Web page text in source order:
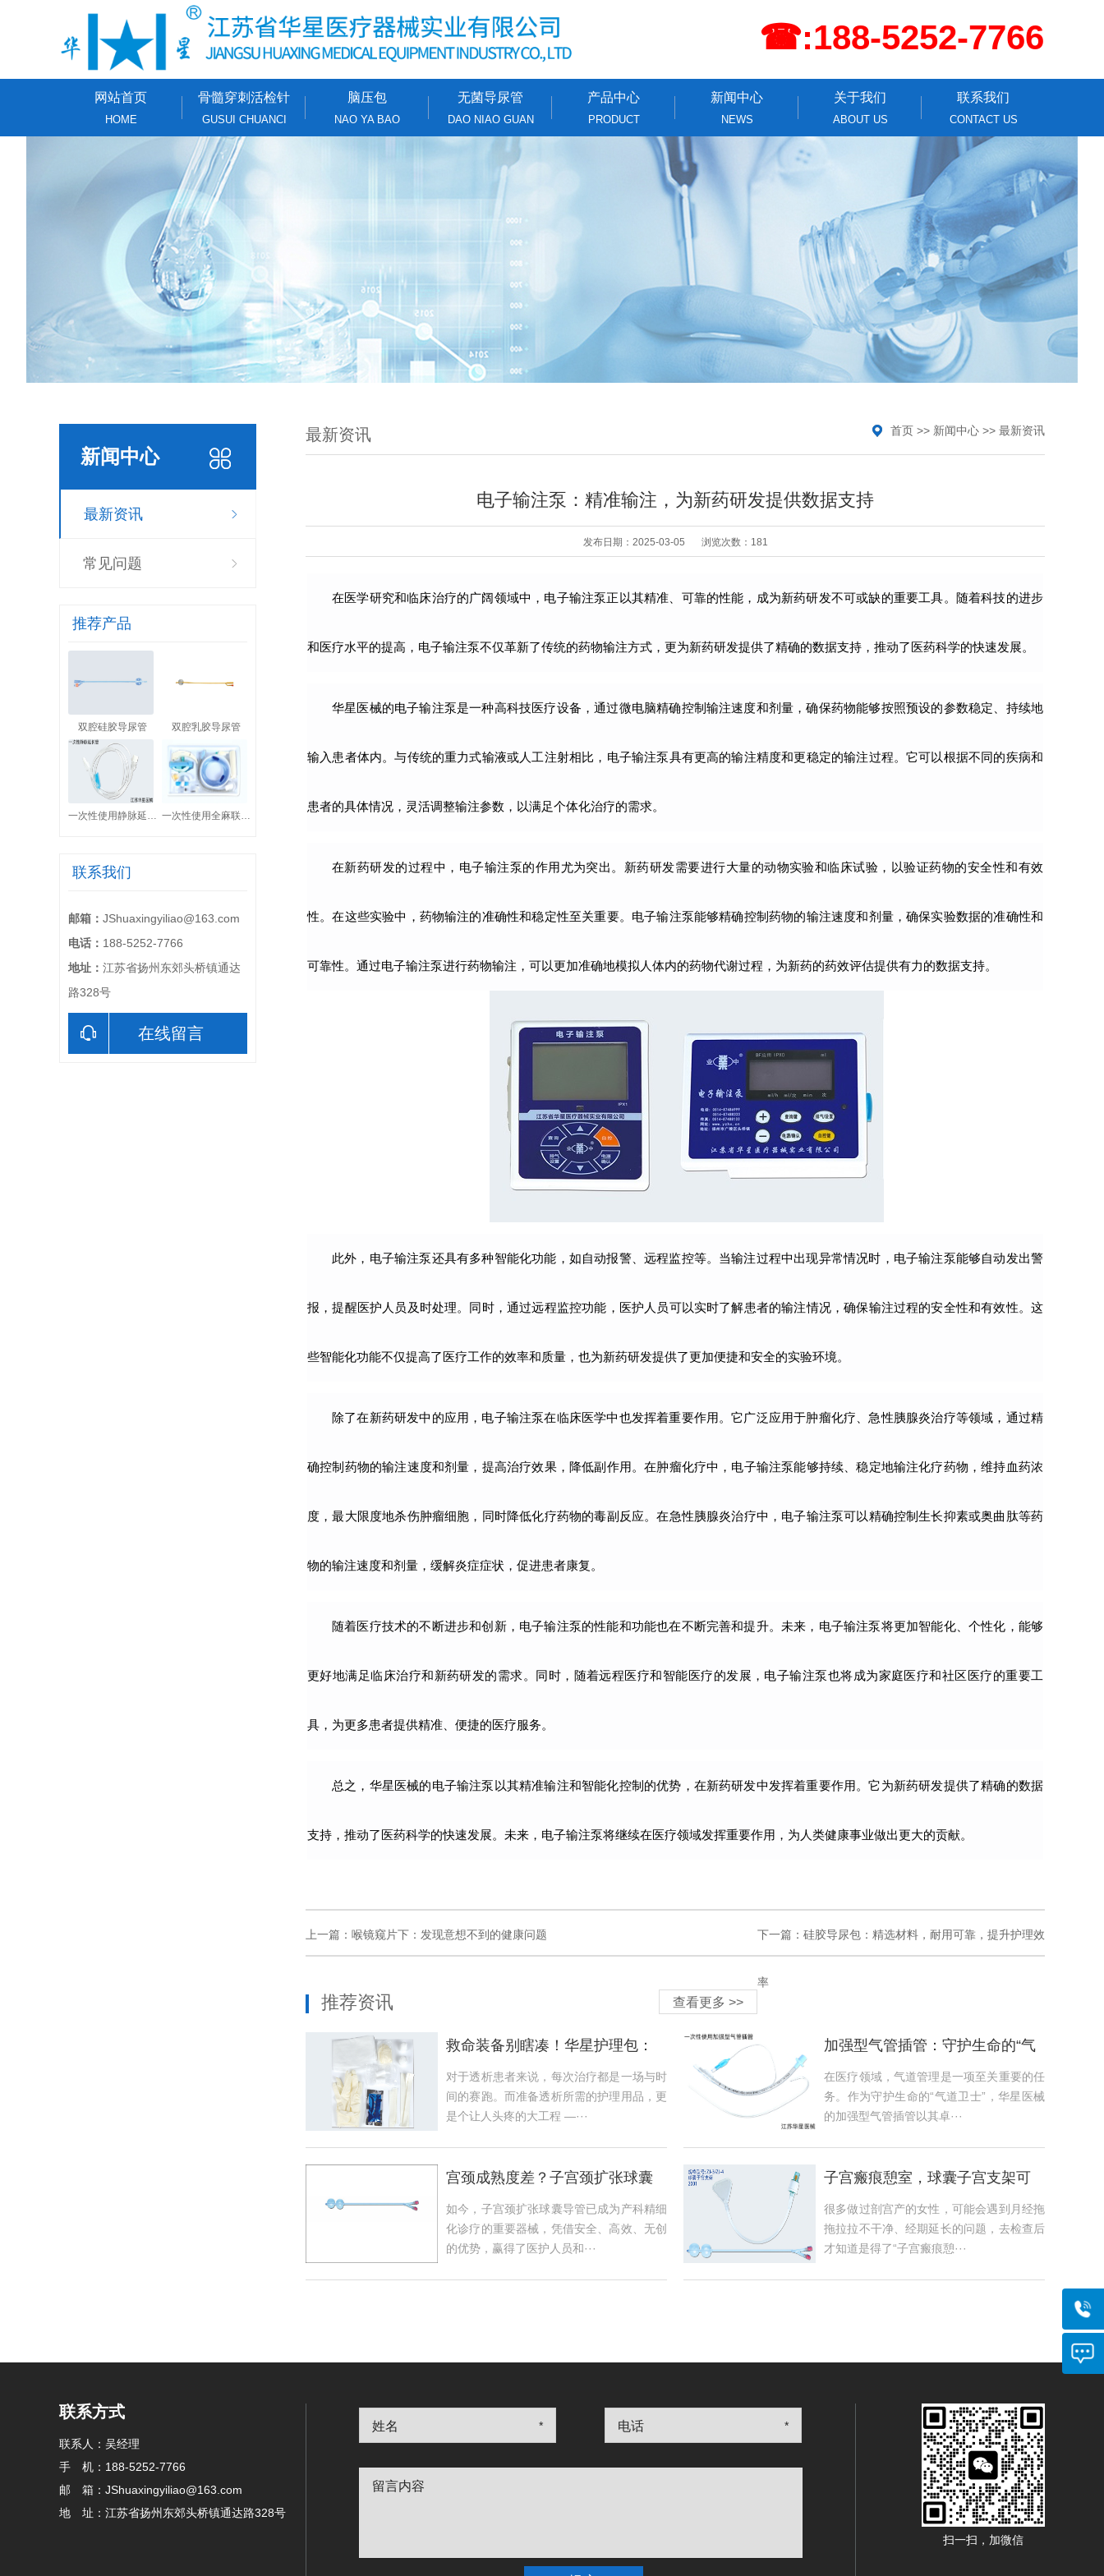
☎:188-5252-7766
网站首页
HOME
骨髓穿刺活检针
GUSUI CHUANCI
脑压包
NAO YA BAO
无菌导尿管
DAO NIAO GUAN
产品中心
PRODUCT
新闻中心
NEWS
关于我们
ABOUT US
联系我们
CONTACT US
新闻中心
最新资讯
常见问题
推荐产品
双腔硅胶导尿管 双腔乳胶导尿管
一次性使用静脉延长管 一次性使用全麻联合套件
联系我们
邮箱： JShuaxingyiliao@163.com
电话： 188-5252-7766
地址： 江苏省扬州东郊头桥镇通达
路328号
在线留言
首页 >> 新闻中心 >> 最新资讯
最新资讯
电子输注泵：精准输注，为新药研发提供数据支持
发布日期：2025-03-05 浏览次数：181
在医学研究和临床治疗的广阔领域中，电子输注泵正以其精准、可靠的性能，成为新药研发不可或缺的重要工具。随着科技的进步
和医疗水平的提高，电子输注泵不仅革新了传统的药物输注方式，更为新药研发提供了精确的数据支持，推动了医药科学的快速发展。
华星医械的电子输注泵是一种高科技医疗设备，通过微电脑精确控制输注速度和剂量，确保药物能够按照预设的参数稳定、持续地
输入患者体内。与传统的重力式输液或人工注射相比，电子输注泵具有更高的输注精度和更稳定的输注过程。它可以根据不同的疾病和
患者的具体情况，灵活调整输注参数，以满足个体化治疗的需求。
在新药研发的过程中，电子输注泵的作用尤为突出。新药研发需要进行大量的动物实验和临床试验，以验证药物的安全性和有效
性。在这些实验中，药物输注的准确性和稳定性至关重要。电子输注泵能够精确控制药物的输注速度和剂量，确保实验数据的准确性和
可靠性。通过电子输注泵进行药物输注，可以更加准确地模拟人体内的药物代谢过程，为新药的药效评估提供有力的数据支持。
此外，电子输注泵还具有多种智能化功能，如自动报警、远程监控等。当输注过程中出现异常情况时，电子输注泵能够自动发出警
报，提醒医护人员及时处理。同时，通过远程监控功能，医护人员可以实时了解患者的输注情况，确保输注过程的安全性和有效性。这
些智能化功能不仅提高了医疗工作的效率和质量，也为新药研发提供了更加便捷和安全的实验环境。
除了在新药研发中的应用，电子输注泵在临床医学中也发挥着重要作用。它广泛应用于肿瘤化疗、急性胰腺炎治疗等领域，通过精
确控制药物的输注速度和剂量，提高治疗效果，降低副作用。在肿瘤化疗中，电子输注泵能够持续、稳定地输注化疗药物，维持血药浓
度，最大限度地杀伤肿瘤细胞，同时降低化疗药物的毒副反应。在急性胰腺炎治疗中，电子输注泵可以精确控制生长抑素或奥曲肽等药
物的输注速度和剂量，缓解炎症症状，促进患者康复。
随着医疗技术的不断进步和创新，电子输注泵的性能和功能也在不断完善和提升。未来，电子输注泵将更加智能化、个性化，能够
更好地满足临床治疗和新药研发的需求。同时，随着远程医疗和智能医疗的发展，电子输注泵也将成为家庭医疗和社区医疗的重要工
具，为更多患者提供精准、便捷的医疗服务。
总之，华星医械的电子输注泵以其精准输注和智能化控制的优势，在新药研发中发挥着重要作用。它为新药研发提供了精确的数据
支持，推动了医药科学的快速发展。未来，电子输注泵将继续在医疗领域发挥重要作用，为人类健康事业做出更大的贡献。
上一篇： 喉镜窥片下：发现意想不到的健康问题 下一篇： 硅胶导尿包：精选材料，耐用可靠，提升护理效
率
查看更多 >>
推荐资讯
救命装备别瞎凑！华星护理包：
把专业塞进一包，懒人狂喜
对于透析患者来说，每次治疗都是一场与时
间的赛跑。而准备透析所需的护理用品，更
是个让人头疼的大工程 —···
加强型气管插管：守护生命的“气
道卫士”
在医疗领域，气道管理是一项至关重要的任
务。作为守护生命的“气道卫士”，华星医械
的加强型气管插管以其卓···
宫颈成熟度差？子宫颈扩张球囊
导管快速改善，护航顺利分娩
如今，子宫颈扩张球囊导管已成为产科精细
化诊疗的重要器械，凭借安全、高效、无创
的优势，赢得了医护人员和···
子宫瘢痕憩室，球囊子宫支架可
干预
很多做过剖宫产的女性，可能会遇到月经拖
拖拉拉不干净、经期延长的问题，去检查后
才知道是得了“子宫瘢痕憩···
联系方式
联系人：吴经理
手 机：188-5252-7766
邮 箱：JShuaxingyiliao@163.com
地 址：江苏省扬州东郊头桥镇通达路328号
姓名 * 电话 *
留言内容
扫一扫，加微信